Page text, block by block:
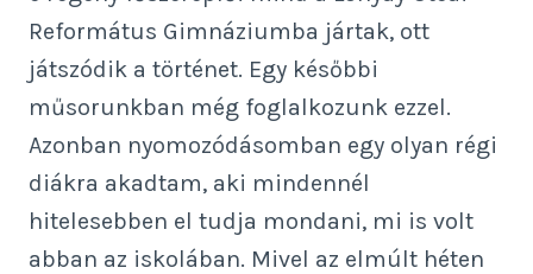
Református Gimnáziumba jártak, ott
játszódik a történet. Egy későbbi
műsorunkban még foglalkozunk ezzel.
Azonban nyomozódásomban egy olyan régi
diákra akadtam, aki mindennél
hitelesebben el tudja mondani, mi is volt
abban az iskolában. Mivel az elmúlt héten